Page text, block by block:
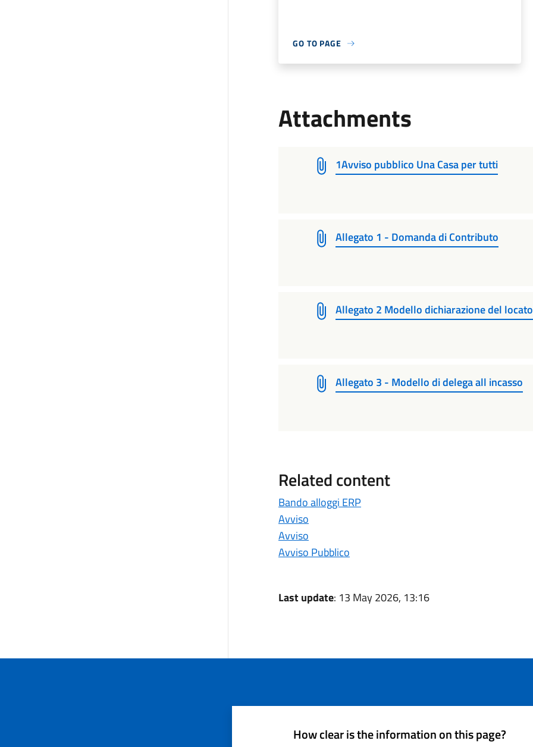
GO TO PAGE
Attachments
1Avviso pubblico Una Casa per tutti
Allegato 1 - Domanda di Contributo
Allegato 2 Modello dichiarazione del
Allegato 3 - Modello di delega all incasso
Related content
Bando alloggi ERP
Avviso
Avviso
Avviso Pubblico
Last update: 13 May 2026, 13:16
How clear is the information on this page?